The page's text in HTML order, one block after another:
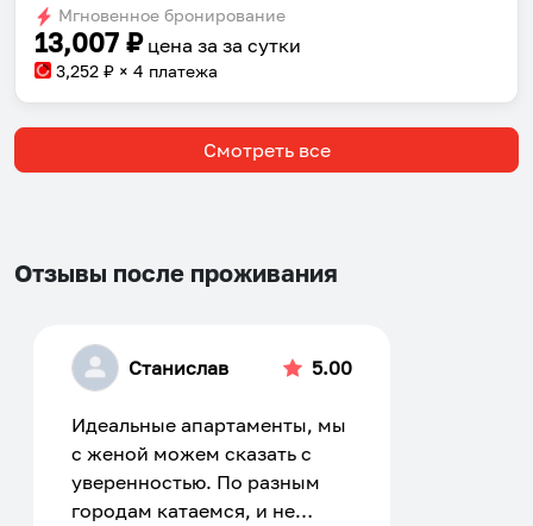
changing
dates.
changing
dates.
Мгновенное бронирование
13,007 ₽ цена за за сутки
3,252 ₽ × 4 платежа
Смотреть все
Отзывы после проживания
Станислав 5.00
Идеальные апартаменты, мы
с женой можем сказать с
уверенностью. По разным
городам катаемся, и не